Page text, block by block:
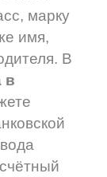
марку
имя,
В
в